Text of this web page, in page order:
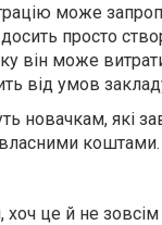
може
просто
він може
від умов
новачкам, які
власними коштами.
це й не